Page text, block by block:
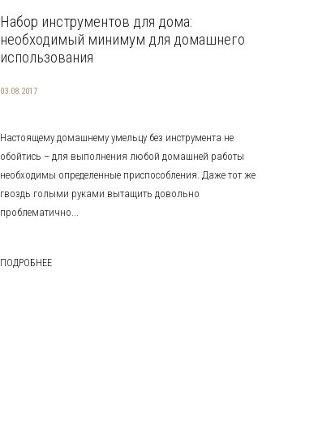
Набор инструментов для дома:
необходимый минимум для домашнего
использования
03.08.2017
Настоящему домашнему умельцу без инструмента не
обойтись – для выполнения любой домашней работы
необходимы определенные приспособления. Даже тот же
гвоздь голыми руками вытащить довольно
проблематично...
ПОДРОБНЕЕ